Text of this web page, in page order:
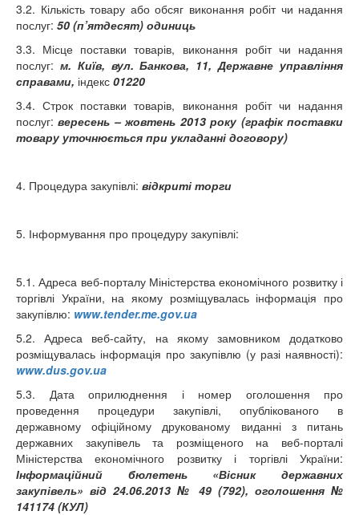
3.2. Кількість товару або обсяг виконання робіт чи надання
послуг: 50 (п’ятдесят) одиниць
3.3. Місце поставки товарів, виконання робіт чи надання
послуг: м. Київ, вул. Банкова, 11, Державне управління
справами, індекс 01220
3.4. Строк поставки товарів, виконання робіт чи надання
послуг:вересень – жовтень 2013 року (графік поставки
товару уточнюється при укладанні договору)
4. Процедура закупівлі: відкриті торги
5. Інформування про процедуру закупівлі:
5.1. Адреса веб-порталу Міністерства економічного розвитку і
торгівлі України, на якому розміщувалась інформація про
закупівлю: www.tender.me.gov.ua
5.2. Адреса веб-сайту, на якому замовником додатково
розміщувалась інформація про закупівлю (у разі наявності):
www.dus.gov.ua
5.3. Дата оприлюднення і номер оголошення про
проведення процедури закупівлі, опублікованого в
державному офіційному друкованому виданні з питань
державних закупівель та розміщеного на веб-порталі
Міністерства економічного розвитку і торгівлі України:
Інформаційний бюлетень «Вісник державних
закупівель» від 24.06.2013 № 49 (792), оголошення №
141174 (КУЛ)